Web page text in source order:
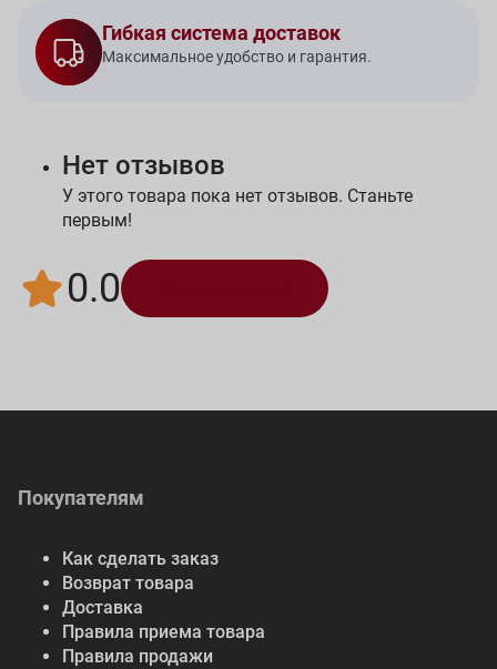
Гибкая система доставок
Максимальное удобство и гарантия.
Нет отзывов
У этого товара пока нет отзывов. Станьте
первым!
0.0
Покупателям
Как сделать заказ
Возврат товара
Доставка
Правила приема товара
Правила продажи